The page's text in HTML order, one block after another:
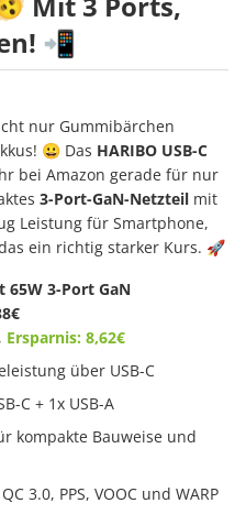
📲
nur Gummibärchen
😀 Das HARIBO USB-C
bei Amazon gerade für nur
3-Port-GaN-Netzteil mit
Leistung für Smartphone,
ein richtig starker Kurs. 🚀
65W 3-Port GaN
Ersparnis: 8,62€
über USB-C
C + 1x USB-A
kompakte Bauweise und
3.0, PPS, VOOC und WARP